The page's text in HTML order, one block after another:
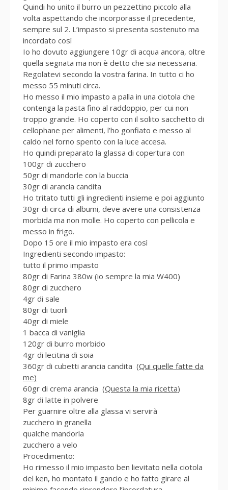
Quindi ho unito il burro un pezzettino piccolo alla
volta aspettando che incorporasse il precedente,
sempre sul 2. L’impasto si presenta sostenuto ma
incordato così
Io ho dovuto aggiungere 10gr di acqua ancora, oltre
quella segnata ma non è detto che sia necessaria.
Regolatevi secondo la vostra farina. In tutto ci ho
messo 55 minuti circa.
Ho messo il mio impasto a palla in una ciotola che
contenga la pasta fino al raddoppio, per cui non
troppo grande. Ho coperto con il solito sacchetto di
cellophane per alimenti, l’ho gonfiato e messo al
caldo nel forno spento con la luce accesa.
Ho quindi preparato la glassa di copertura con
100gr di zucchero
50gr di mandorle con la buccia
30gr di arancia candita
Ho tritato tutti gli ingredienti insieme e poi aggiunto
30gr di circa di albumi, deve avere una consistenza
morbida ma non molle. Ho coperto con pellicola e
messo in frigo.
Dopo 15 ore il mio impasto era così
Ingredienti secondo impasto:
tutto il primo impasto
80gr di Farina 380w (io sempre la mia W400)
80gr di zucchero
4gr di sale
80gr di tuorli
40gr di miele
1 bacca di vaniglia
120gr di burro morbido
4gr di lecitina di soia
360gr di cubetti arancia candita (Qui quelle fatte da
me)
60gr di crema arancia (Questa la mia ricetta)
8gr di latte in polvere
Per guarnire oltre alla glassa vi servirà
zucchero in granella
qualche mandorla
zucchero a velo
Procedimento:
Ho rimesso il mio impasto ben lievitato nella ciotola
del ken, ho montato il gancio e ho fatto girare al